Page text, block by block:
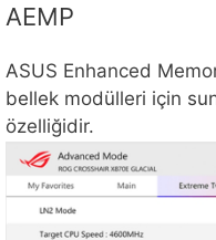
AEMP
ASUS Enhanced
bellek modülleri için
özelliğidir.